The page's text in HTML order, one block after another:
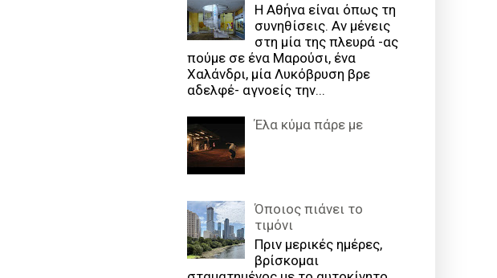
Η Αθήνα είναι όπως τη
συνηθίσεις. Αν μένεις
στη μία της πλευρά -ας
πούμε σε ένα Μαρούσι, ένα
Χαλάνδρι, μία Λυκόβρυση βρε
αδελφέ- αγνοείς την...
Έλα κύμα πάρε με
Όποιος πιάνει το
τιμόνι
Πριν μερικές ημέρες,
βρίσκομαι